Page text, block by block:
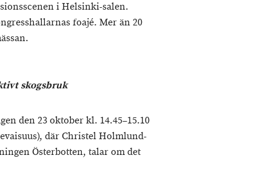
i Helsinki-salen.
foajé. Mer än 20
skogsbruk
den 23 oktober kl. 14.45–15.10
där Christel Holmlund-
Österbotten, talar om det